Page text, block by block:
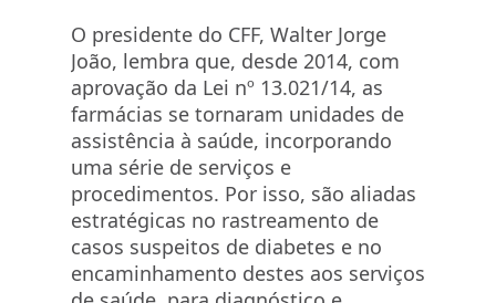
O presidente do CFF, Walter Jorge
João, lembra que, desde 2014, com
aprovação da Lei nº 13.021/14, as
farmácias se tornaram unidades de
assistência à saúde, incorporando
uma série de serviços e
procedimentos. Por isso, são aliadas
estratégicas no rastreamento de
casos suspeitos de diabetes e no
encaminhamento destes aos serviços